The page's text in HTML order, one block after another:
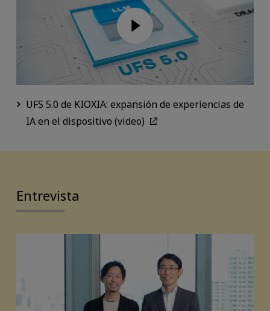
UFS 5.0 de KIOXIA: expansión de experiencias de
IA en el dispositivo (video)
Entrevista